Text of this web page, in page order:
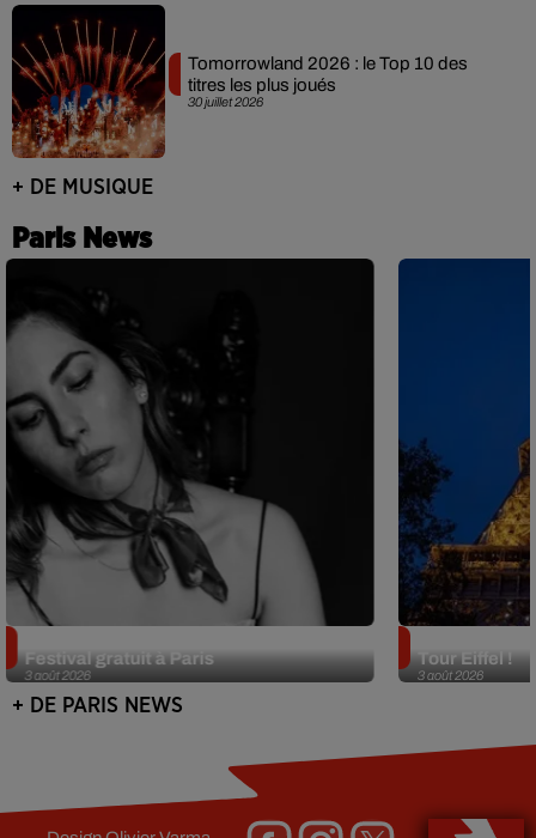
30 juillet 2026
Tomorrowland 2026 : le Top 10 des
titres les plus joués
+ DE MUSIQUE
Paris News
3 août 2026
Festival gratuit à Paris
3 août 2026
Tour Eiffel !
+ DE PARIS NEWS